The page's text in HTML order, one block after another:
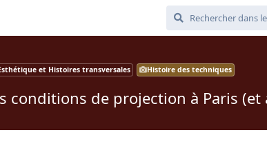
et Histoires transversales Histoire des techniques
conditions de projection à Paris (et